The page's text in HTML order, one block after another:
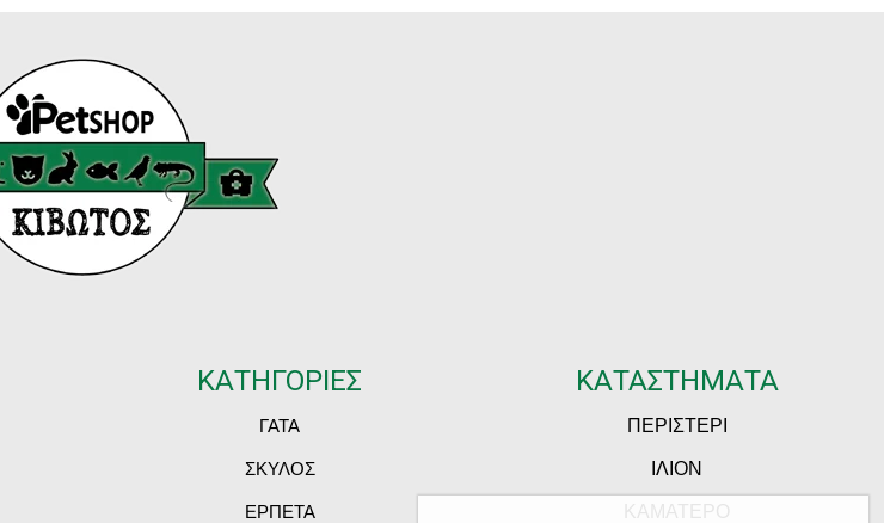
ΚΑΤΗΓΟΡΙΕΣ
ΓΑΤΑ
ΣΚΥΛΟΣ
ΕΡΠΕΤΑ
ΚΑΤΑΣΤΗΜΑΤΑ
ΠΕΡΙΣΤΕΡΙ
ΙΛΙΟΝ